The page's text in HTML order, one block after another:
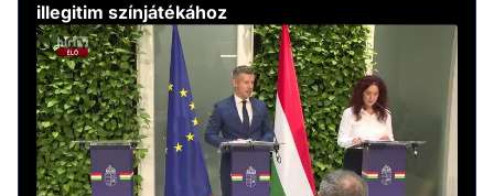
illegitim színjátékához